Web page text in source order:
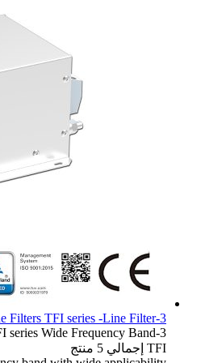
3-Phase Neutral Line Filters TFI series -Line Filter
3-Phase Neutral Line Filters
series Wide Frequency Band
TFI إجمالي 5 منتج